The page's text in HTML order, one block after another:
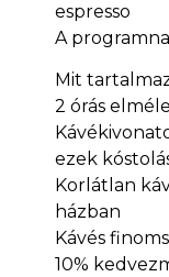
espresso
A
Mit
2 órás
ezek
Korlátlan
házban
Kávés
10%